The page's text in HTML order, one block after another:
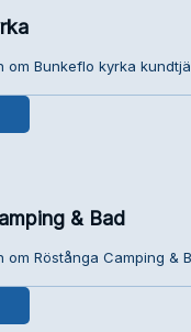
om Bunkeflo kyrka
& Bad
om Röstånga Camping &